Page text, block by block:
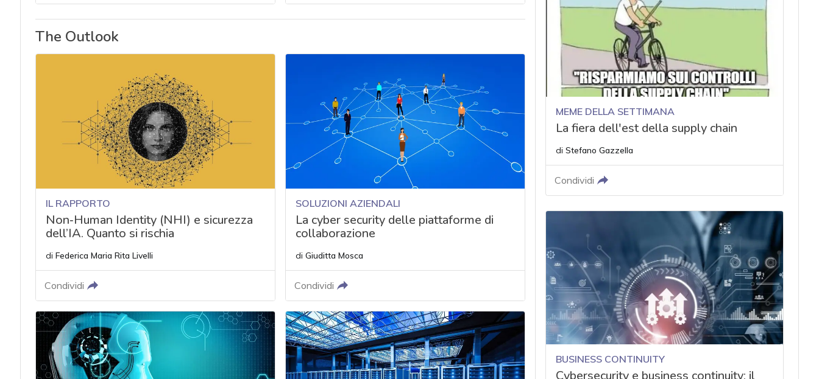
The Outlook
IL RAPPORTO
Non‑Human Identity (NHI) e sicurezza
dell’IA. Quanto si rischia
di Federica Maria Rita Livelli
Condividi
SOLUZIONI AZIENDALI
La cyber security delle piattaforme di
collaborazione
di Giuditta Mosca
Condividi
MEME DELLA SETTIMANA
La fiera dell'est della supply chain
diStefano Gazzella
Condividi
BUSINESS CONTINUITY
Cybersecurity e business continuity: il